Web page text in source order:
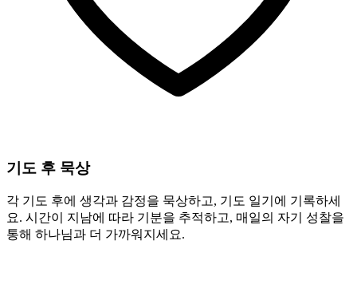
기도 후 묵상
각 기도 후에 생각과 감정을 묵상하고, 기도 일기에 기록하세
요. 시간이 지남에 따라 기분을 추적하고, 매일의 자기 성찰을
통해 하나님과 더 가까워지세요.